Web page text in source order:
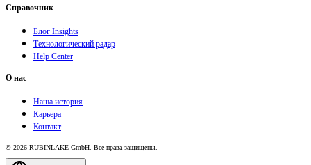
Справочник
Блог Insights
Технологический радар
Help Center
О нас
Наша история
Карьера
Контакт
© 2026 RUBINLAKE GmbH. Все права защищены.